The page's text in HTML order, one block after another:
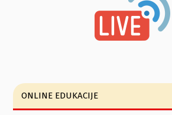
ONLINE EDUKACIJE